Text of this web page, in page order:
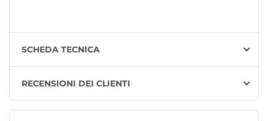
SCHEDA TECNICA
RECENSIONI DEI CLIENTI